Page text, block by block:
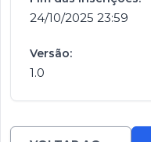
24/10/2025 23:59
Versão:
1.0